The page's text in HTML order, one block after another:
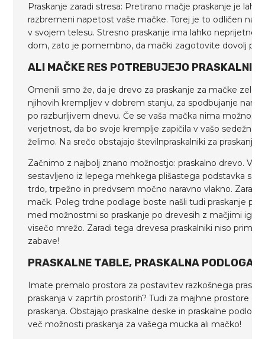
Praskanje zaradi stresa: Pretirano mačje praskanje je
razbremeni napetost vaše mačke. Torej je to odličen
v svojem telesu. Stresno praskanje ima lahko neprijetne
dom, zato je pomembno, da mački zagotovite dovolj
ALI MAČKE RES POTREBUJEJO PRASKALNIK
Omenili smo že, da je drevo za praskanje za mačke zelo
njihovih krempljev v dobrem stanju, za spodbujanje
po razburljivem dnevu. Če se vaša mačka nima
verjetnost, da bo svoje kremplje zapičila v vašo sedežno
želimo. Na srečo obstajajo številnpraskalniki za
Začnimo z najbolj znano možnostjo: praskalno drevo. V
sestavljeno iz lepega mehkega plišastega podstavka s
trdo, trpežno in predvsem močno naravno vlakno.
mačk. Poleg trdne podlage boste našli tudi praskanje
med možnostmi so praskanje po drevesih z mačjimi
visečo mrežo. Zaradi tega drevesa praskalniki niso
zabave!
PRASKALNE TABLE, PRASKALNA PODLOGA
Imate premalo prostora za postavitev razkošnega
praskanja v zaprtih prostorih? Tudi za majhne prostore
praskanja. Obstajajo praskalne deske in praskalne
več možnosti praskanja za vašega mucka ali mačko!